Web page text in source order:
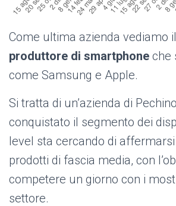
Come ultima azienda vediamo il
produttore di smartphone che
come Samsung e Apple.
Si tratta di un’azienda di
conquistato il segmento dei
level sta cercando di
prodotti di fascia media, con
competere un giorno con i
settore.